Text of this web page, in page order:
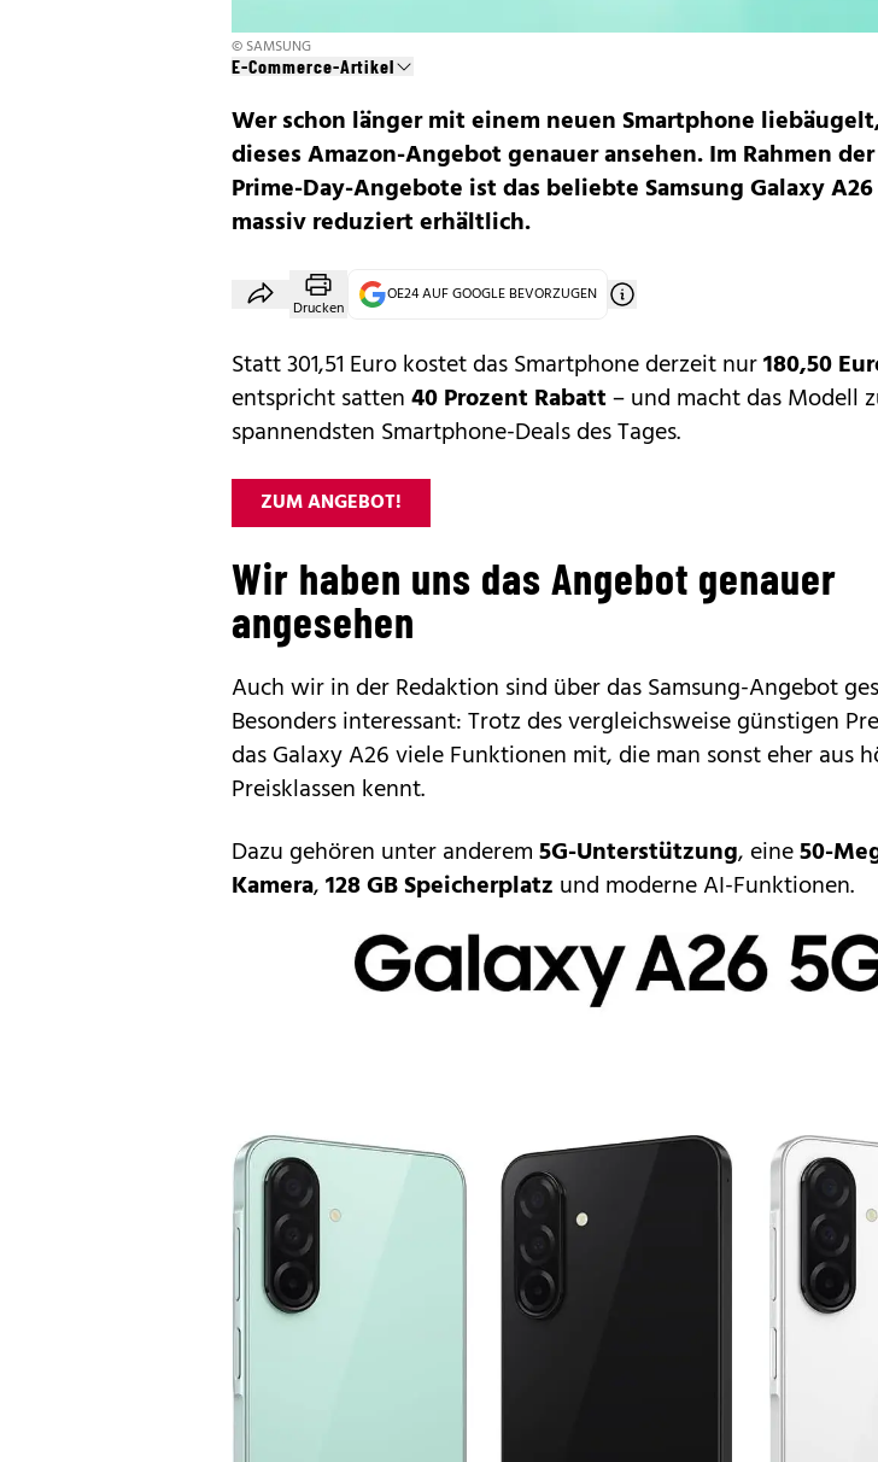
© SAMSUNG
E-Commerce-Artikel
Wer schon länger mit einem neuen Smartphone
dieses Amazon-Angebot genauer ansehen. Im Rahmen
Prime-Day-Angebote ist das beliebteSamsung Galaxy A26
massiv reduziert erhältlich.
Drucken
OE24 AUF GOOGLE BEVORZUGEN
Statt 301,51 Euro kostet dasSmartphonederzeit nur180,50
entspricht satten40 Prozent Rabatt– und macht das Modell
spannendsten Smartphone-Deals des Tages.
ZUM ANGEBOT!
Wir haben uns das Angebot genauer
angesehen
Auch wir in der Redaktion sind über das Samsung-Angebot
Besonders interessant: Trotz des vergleichsweise günstigen
dasGalaxy A26viele Funktionen mit, die man sonst eher aus
Preisklassen kennt.
Dazu gehören unter anderem5G-Unterstützung, eine50-
Kamera,128 GB Speicherplatz und moderne AI-Funktionen.